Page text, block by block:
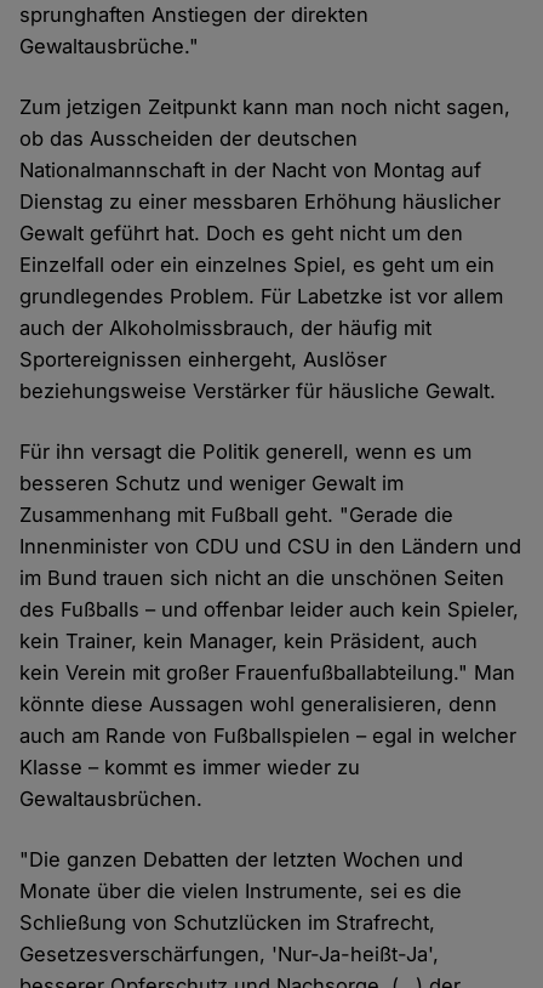
sprunghaften Anstiegen der direkten
Gewaltausbrüche."
Zum jetzigen Zeitpunkt kann man noch nicht sagen,
ob das Ausscheiden der deutschen
Nationalmannschaft in der Nacht von Montag auf
Dienstag zu einer messbaren Erhöhung häuslicher
Gewalt geführt hat. Doch es geht nicht um den
Einzelfall oder ein einzelnes Spiel, es geht um ein
grundlegendes Problem. Für Labetzke ist vor allem
auch der Alkoholmissbrauch, der häufig mit
Sportereignissen einhergeht, Auslöser
beziehungsweise Verstärker für häusliche Gewalt.
Für ihn versagt die Politik generell, wenn es um
besseren Schutz und weniger Gewalt im
Zusammenhang mit Fußball geht. "Gerade die
Innenminister von CDU und CSU in den Ländern und
im Bund trauen sich nicht an die unschönen Seiten
des Fußballs – und offenbar leider auch kein Spieler,
kein Trainer, kein Manager, kein Präsident, auch
kein Verein mit großer Frauenfußballabteilung." Man
könnte diese Aussagen wohl generalisieren, denn
auch am Rande von Fußballspielen – egal in welcher
Klasse – kommt es immer wieder zu
Gewaltausbrüchen.
"Die ganzen Debatten der letzten Wochen und
Monate über die vielen Instrumente, sei es die
Schließung von Schutzlücken im Strafrecht,
Gesetzesverschärfungen, 'Nur-Ja-heißt-Ja',